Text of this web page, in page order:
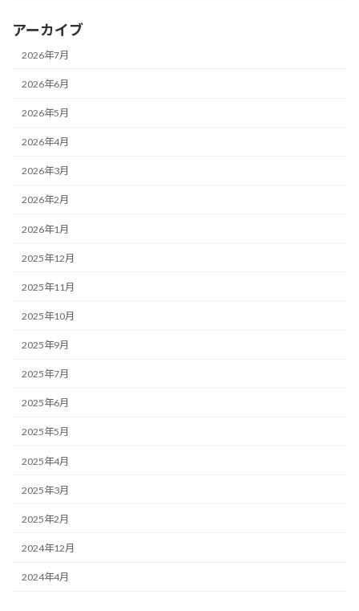
アーカイブ
2026年7月
2026年6月
2026年5月
2026年4月
2026年3月
2026年2月
2026年1月
2025年12月
2025年11月
2025年10月
2025年9月
2025年7月
2025年6月
2025年5月
2025年4月
2025年3月
2025年2月
2024年12月
2024年4月